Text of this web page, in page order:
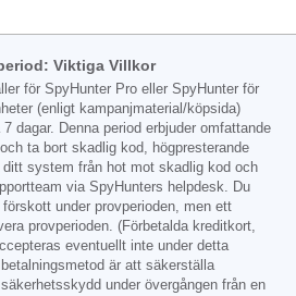
Viktiga Villkor
för SpyHunter Pro eller SpyHunter för
(enligt kampanjmaterial/köpsida)
dagar. Denna period erbjuder omfattande
ta bort skadlig kod, högpresterande
system från hot mot skadlig kod och
via SpyHunters helpdesk. Du
under provperioden, men ett
provperioden. (Förbetalda kreditkort,
eventuellt inte under detta
är att säkerställa
under övergången från en